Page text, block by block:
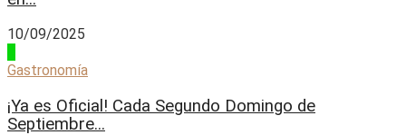
10/09/2025
Gastronomía
¡Ya es Oficial! Cada Segundo Domingo de
Septiembre...